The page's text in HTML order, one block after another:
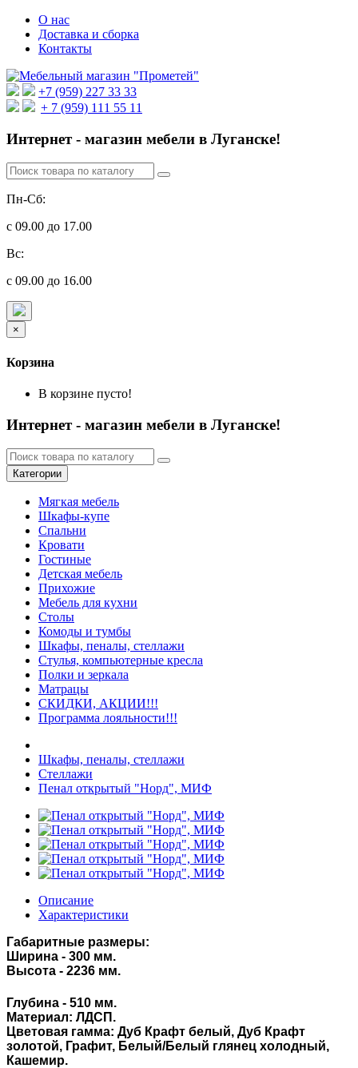
О нас
Доставка и сборка
Контакты
+7 (959) 227 33 33
+ 7 (959) 111 55 11
Интернет - магазин мебели в Луганске!
Пн-Сб:
с 09.00 до 17.00
Вс:
с 09.00 до 16.00
×
Корзина
В корзине пусто!
Интернет - магазин мебели в Луганске!
Категории
Мягкая мебель
Шкафы-купе
Спальни
Кровати
Гостиные
Детская мебель
Прихожие
Мебель для кухни
Столы
Комоды и тумбы
Шкафы, пеналы, стеллажи
Стулья, компьютерные кресла
Полки и зеркала
Матрацы
СКИДКИ, АКЦИИ!!!
Программа лояльности!!!
Шкафы, пеналы, стеллажи
Стеллажи
Пенал открытый "Норд", МИФ
Описание
Характеристики
Габаритные размеры:
Ширина - 300 мм.
Высота - 2236 мм.
Глубина - 510 мм.
Материал: ЛДСП.
Цветовая гамма: Дуб Крафт белый, Дуб Крафт
золотой, Графит, Белый/Белый глянец холодный,
Кашемир.